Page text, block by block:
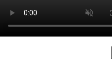
como os visitantes
cookies ajudam a
as métricas do
rejeição, origem do